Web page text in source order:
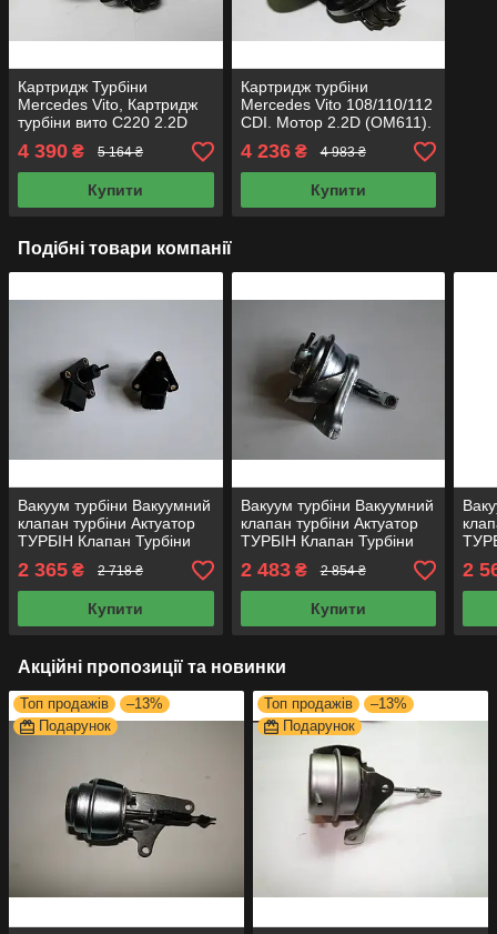
Картридж Турбіни
Mercedes Vito, Картридж
турбіни вито C220 2.2D
715383-0001 720477-0001
4 390 ₴ 5 164 ₴
Купити
Картридж турбіни
Mercedes Vito 108/110/112
CDI. Мотор 2.2D (OM611).
704059-0001 715383-0001
720477-0001
4 236₴ 4 983 ₴
Купити
Подібні товари компанії
Вакуум турбіни Вакуумний
клапан турбіни Актуатор
ТУРБІН Клапан Турбіни
753556-0002
2 365 ₴ 2 718 ₴
Купити
Вакуум турбіни Вакуумний
клапан турбіни Актуатор
ТУРБІН Клапан Турбіни
GT1749V-10 TOYOTA,2.0D
2 483₴ 2 854 ₴
Купити
2
Акційні пропозиції та новинки
Топ продажів
–13%
Подарунок
Топ продажів
–13%
Подарунок